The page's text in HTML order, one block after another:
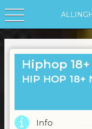
Hiphop 18+
HIP HOP 18+
Info